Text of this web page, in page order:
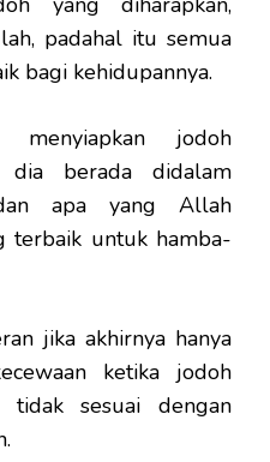
padahal itu semua
bagi kehidupannya.
jodoh
berada didalam
apa yang Allah
terbaik untuk hamba-
jika akhirnya hanya
ketika jodoh
tidak sesuai dengan